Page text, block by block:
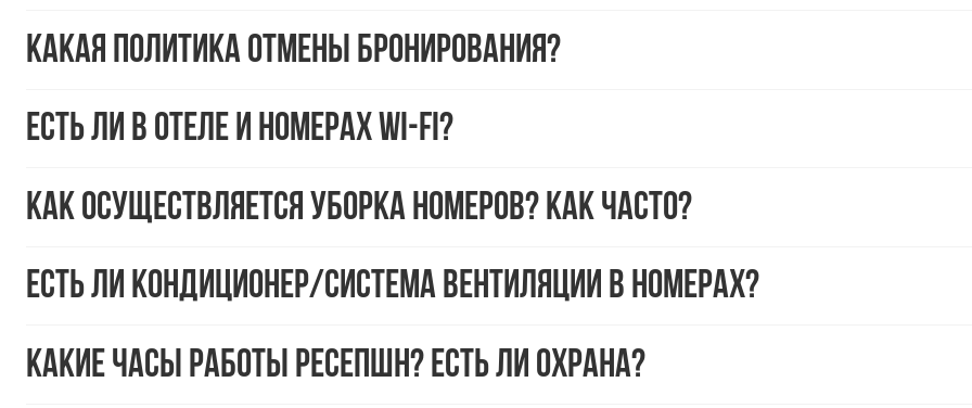
Какая политика отмены бронирования?
Есть ли в отеле и номерах Wi-Fi?
Как осуществляется уборка номеров? Как часто?
Есть ли кондиционер/система вентиляции в номерах?
Какие часы работы ресепшн? Есть ли охрана?